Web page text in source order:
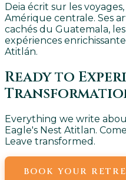
Deia écrit sur les
Amérique centrale. Ses
cachés du Guatemala,
expériences
Atitlán.
Ready to
Everything we write
Eagle's Nest Atitlan.
Leave transformed.
BOOK YOUR